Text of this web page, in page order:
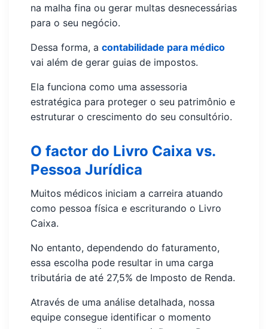
na malha fina ou gerar multas desnecessárias
para o seu negócio.
Dessa forma, a contabilidade para médico
vai além de gerar guias de impostos.
Ela funciona como uma assessoria
estratégica para proteger o seu patrimônio e
estruturar o crescimento do seu consultório.
O factor do Livro Caixa vs.
Pessoa Jurídica
Muitos médicos iniciam a carreira atuando
como pessoa física e escriturando o Livro
Caixa.
No entanto, dependendo do faturamento,
essa escolha pode resultar in uma carga
tributária de até 27,5% de Imposto de Renda.
Através de uma análise detalhada, nossa
equipe consegue identificar o momento